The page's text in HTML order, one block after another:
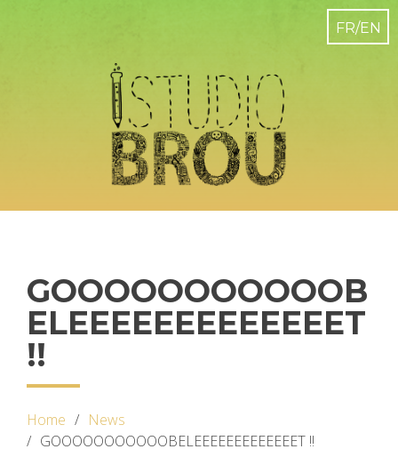
GOOOOOOOOOOOB
ELEEEEEEEEEEEEET
!!
Home
News
GOOOOOOOOOOOBELEEEEEEEEEEEEET !!